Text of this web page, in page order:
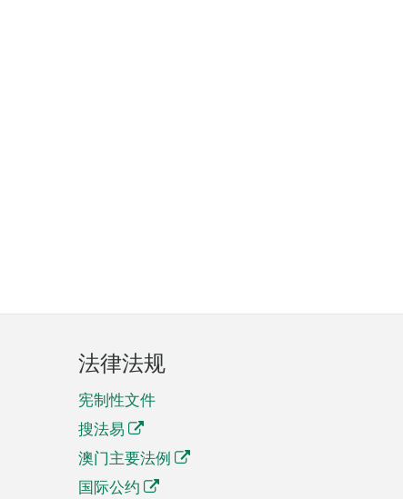
法律法规
宪制性文件
搜法易
澳门主要法例
国际公约